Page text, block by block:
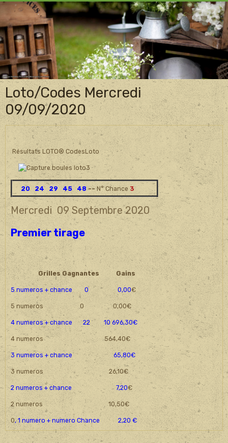
Loto/Codes Mercredi
09/09/2020
Résultats LOTO® CodesLoto
Mercredi 09 Septembre 2020
Premier tirage
20 24 29 45 48 ~~N° Chance3
Grilles Gagnantes Gains
5 numeros + chance 0 0,00€
5 numeros 0 0,00€
4 numeros + chance 22 10 696,30€
4 numeros 564,40€
3 numeros + chance 65,80€
3 numeros 26,10€
2 numeros + chance 7,20€
2 numeros 10,50€
0, 1 numero + numero Chance 2,20 €